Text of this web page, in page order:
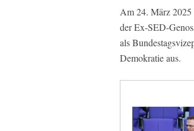
Am 24. März 2025
der Ex-SED-
als
Demokratie aus.